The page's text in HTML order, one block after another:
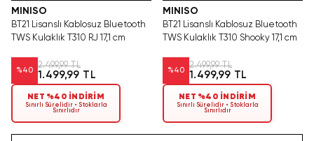
MINISO
BT21 Lisanslı Kablosuz Bluetooth
TWS Kulaklık T310 RJ 17,1 cm
%40
2.499,99 TL
1.499,99 TL
NET %40 İNDİRİM
Sınırlı Sürelidir • Stoklarla
Sınırlıdır
MINISO
BT21 Lisanslı Kablosuz Bluetooth
TWS Kulaklık T310 Shooky 17,1 cm
%40
2.499,99 TL
1.499,99 TL
NET %40 İNDİRİM
Sınırlı Sürelidir • Stoklarla
Sınırlıdır